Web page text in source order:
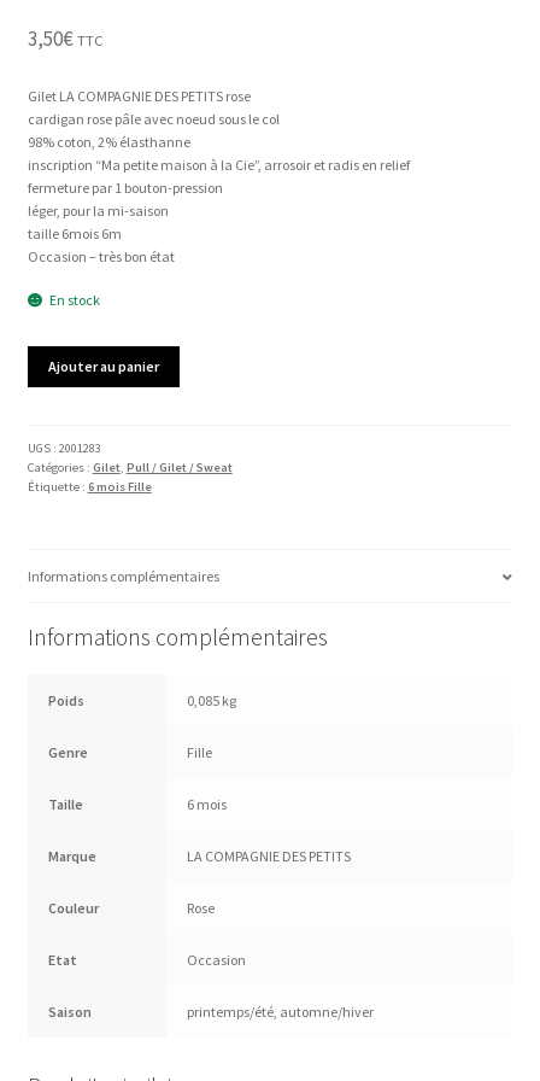
3,50€ TTC
Gilet LA COMPAGNIE DES PETITS rose
cardigan rose pâle avec noeud sous le col
98% coton, 2% élasthanne
inscription “Ma petite maison à la Cie”, arrosoir et radis en relief
fermeture par 1 bouton-pression
léger, pour la mi-saison
taille 6mois 6m
Occasion – très bon état
En stock
COMPAGNIE
DES
PETITS
Ajouter au panier
UGS : 2001283
Catégories : Gilet, Pull / Gilet / Sweat
Étiquette : 6 mois Fille
Informations complémentaires
Informations complémentaires
Poids 0,085 kg
Genre Fille
Taille 6 mois
Marque LA COMPAGNIE DES PETITS
Couleur Rose
Etat Occasion
Saison printemps/été, automne/hiver